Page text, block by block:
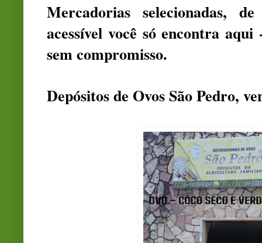
Mercadorias selecionadas,
acessível você só encontra
sem compromisso.
Depósitos de Ovos São Pedro,